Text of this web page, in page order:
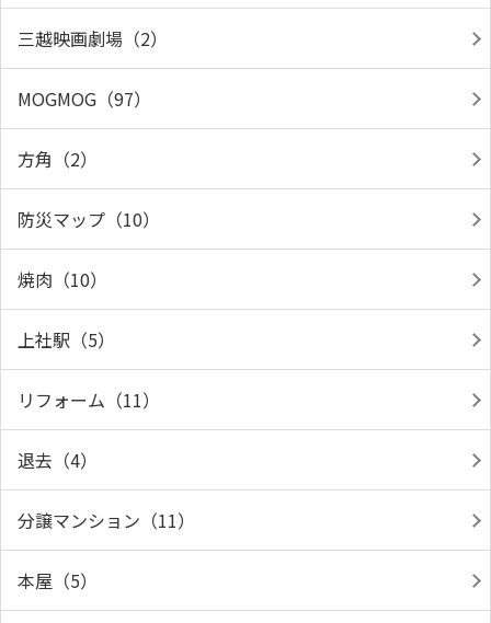
三越映画劇場（2）
MOGMOG（97）
方角（2）
防災マップ（10）
焼肉（10）
上社駅（5）
リフォーム（11）
退去（4）
分譲マンション（11）
本屋（5）